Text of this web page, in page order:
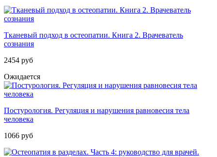
Тканевый подход в остеопатии. Книга 2. Врачеватель
сознания
2454 руб
Ожидается
Постурология. Регуляция и нарушения равновесия тела
человека
1066 руб